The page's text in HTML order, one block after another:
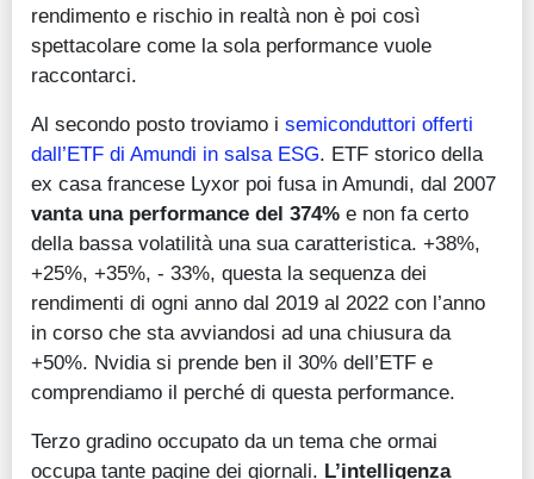
rendimento e rischio in realtà non è poi così
spettacolare come la sola performance vuole
raccontarci.
Al secondo posto troviamo i semiconduttori offerti
dall’ETF di Amundi in salsa ESG. ETF storico della
ex casa francese Lyxor poi fusa in Amundi, dal 2007
vanta una performance del 374% e non fa certo
della bassa volatilità una sua caratteristica. +38%,
+25%, +35%, - 33%, questa la sequenza dei
rendimenti di ogni anno dal 2019 al 2022 con l’anno
in corso che sta avviandosi ad una chiusura da
+50%. Nvidia si prende ben il 30% dell’ETF e
comprendiamo il perché di questa performance.
Terzo gradino occupato da un tema che ormai
occupa tante pagine dei giornali. L’intelligenza